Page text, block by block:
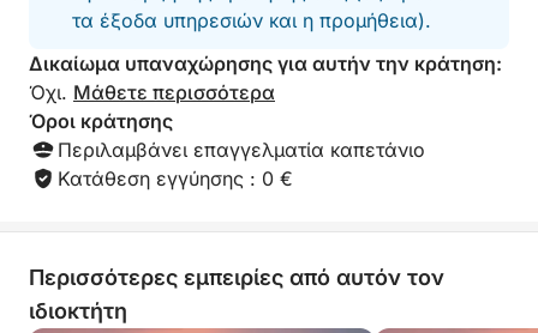
εξερεύνηση
• Κολύμπι σε αποκλειστικούς όρμους
All-Inclusive Απεριτίφ/Μεσημεριανό Μπουφές
Απολαύστε έναν πλήρη μεσογειακό μπουφέ,
σχεδιασμένο για μια ευχάριστη εμπειρία:
• Νόστιμη επιλογή από αλμυρές και γλυκές
• Ποτά που περιλαμβάνονται: αναψυκτικά, νερό,
κρασί & μπύρα
Μηδενική ταλαιπωρία, 100% απόλαυση.
τα έξοδα υπηρεσιών και η προμήθεια).
Δικαίωμα υπαναχώρησης για αυτήν την κράτηση:
Όχι. Μάθετε περισσότερα
Όροι κράτησης
Περιλαμβάνει επαγγελματία καπετάνιο
Κατάθεση εγγύησης : 0 €
Περισσότερες εμπειρίες από αυτόν τον
ιδιοκτήτη